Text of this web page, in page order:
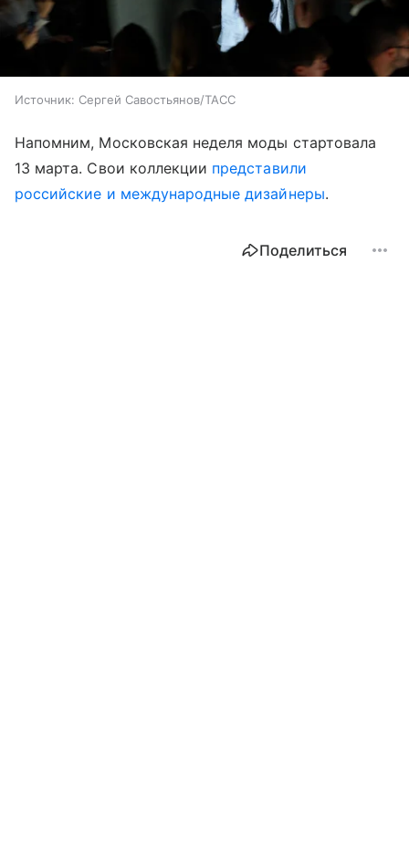
Источник: Сергей Савостьянов/ТАСС
Напомним, Московская неделя моды стартовала
13 марта. Свои коллекции представили
российские и международные дизайнеры.
Поделиться